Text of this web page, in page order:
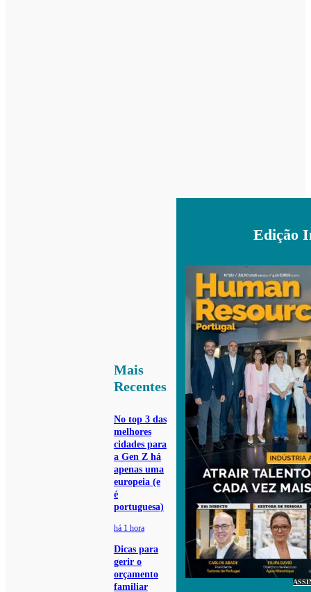
Mais
Recentes
No top 3 das
melhores
cidades para
a Gen Z há
apenas uma
europeia (e
é
portuguesa)
há 1 hora
Dicas para
gerir o
orçamento
familiar
Edição